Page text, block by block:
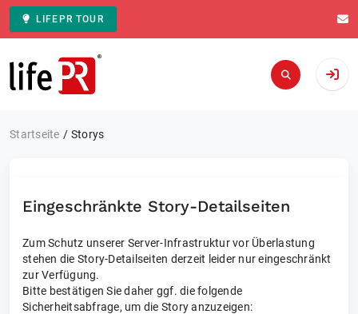
LIFEPR TOUR
Zur Startseite
Startseite Storys
Eingeschränkte Story-Detailseiten
Zum Schutz unserer Server-Infrastruktur vor Überlastung
stehen die Story-Detailseiten derzeit leider nur eingeschränkt
zur Verfügung.
Bitte bestätigen Sie daher ggf. die folgende
Sicherheitsabfrage, um die Story anzuzeigen: